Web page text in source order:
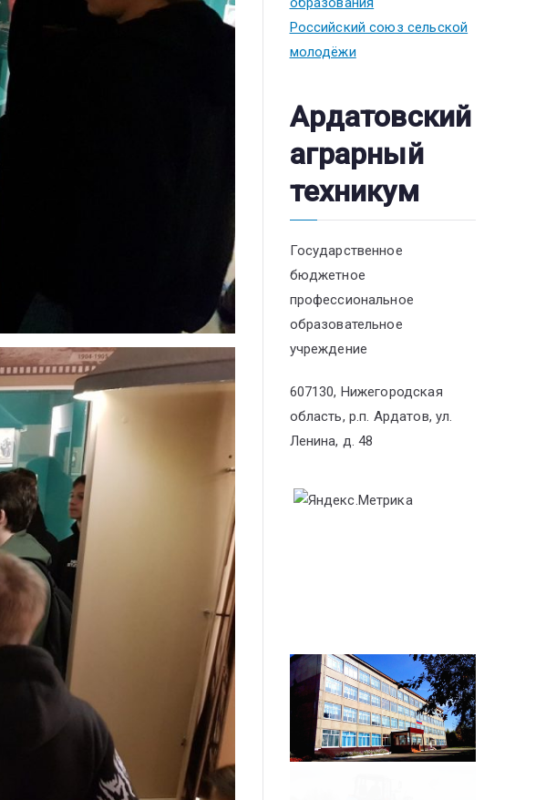
Российский союз сельской
молодёжи
Ардатовский
аграрный
техникум
Государственное
бюджетное
профессиональное
образовательное
учреждение
607130, Нижегородская
область, р.п. Ардатов, ул.
Ленина, д. 48